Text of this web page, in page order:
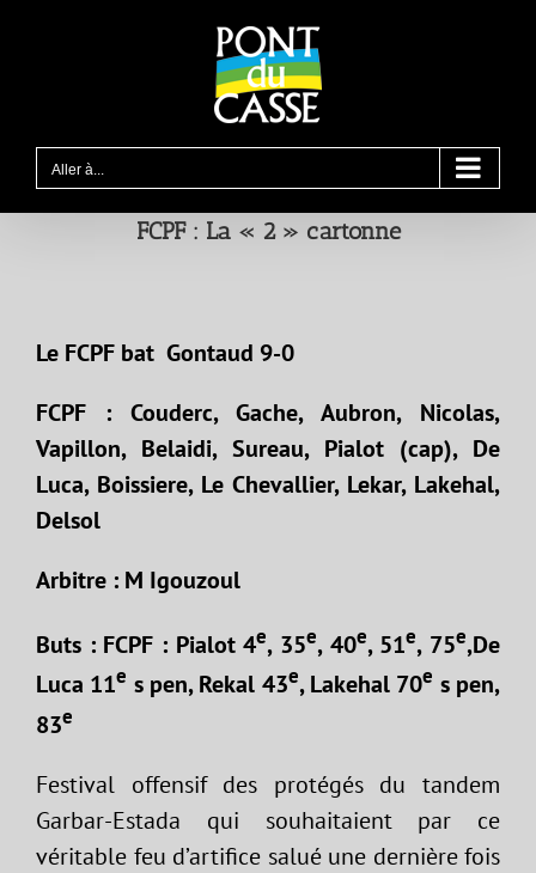
Aller à...
FCPF : La « 2 » cartonne
Le FCPF bat Gontaud 9-0
FCPF : Couderc, Gache, Aubron, Nicolas,
Vapillon, Belaidi, Sureau, Pialot (cap), De
Luca, Boissiere, Le Chevallier, Lekar, Lakehal,
Delsol
Arbitre : M Igouzoul
Buts : FCPF : Pialot 4e, 35e, 40e, 51e, 75e,De
Luca 11e s pen, Rekal 43e, Lakehal 70e s pen,
83e
Festival offensif des protégés du tandem
Garbar-Estada qui souhaitaient par ce
véritable feu d’artifice salué une dernière fois